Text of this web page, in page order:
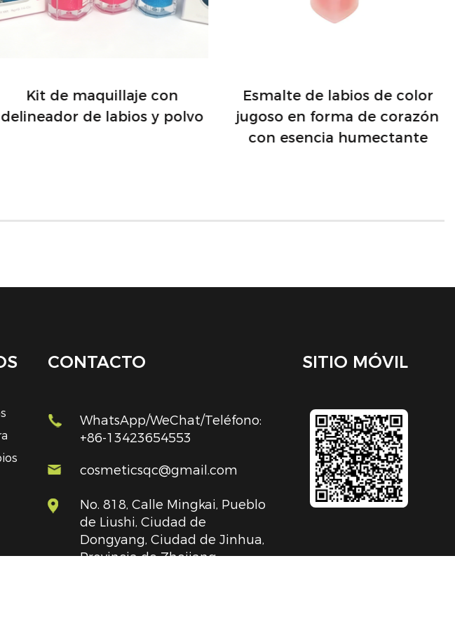
Kit de maquillaje con
delineador de labios y polvo
Esmalte de labios de color
jugoso en forma de corazón
con esencia humectante
CONTACTO
WhatsApp/WeChat/Teléfono:
+86-13423654553
cosmeticsqc@gmail.com
No. 818, Calle Mingkai, Pueblo
de Liushi, Ciudad de
Dongyang, Ciudad de Jinhua,
Provincia de Zhejiang,
SITIO MÓVIL